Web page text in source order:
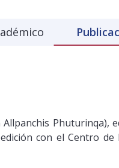
Phuturinqa),
con el Centro